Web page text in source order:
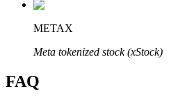
Tot 65% commissies!
METAX
Meta tokenized stock (xStock)
FAQ